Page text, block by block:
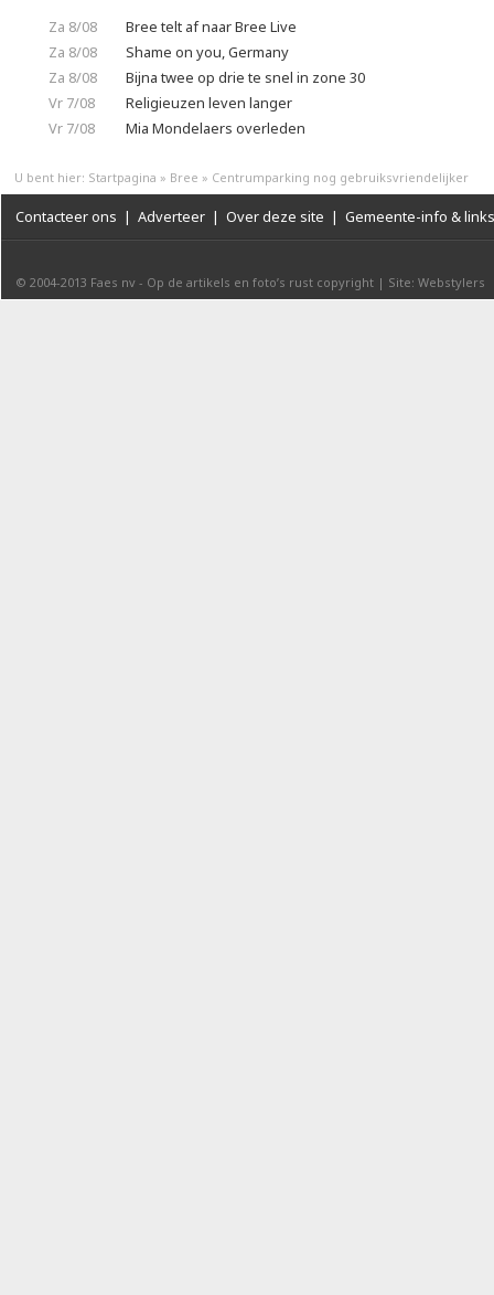
Za 8/08
Bree telt af naar Bree Live
Za 8/08
Shame on you, Germany
Za 8/08
Bijna twee op drie te snel in zone 30
Vr 7/08
Religieuzen leven langer
Vr 7/08
Mia Mondelaers overleden
U bent hier: Startpagina » Bree » Centrumparking nog gebruiksvriendelijker
Contacteer ons | Adverteer | Over deze site | Gemeente-info & links
© 2004-2013 Faes nv - Op de artikels en foto’s rust copyright | Site: Webstylers